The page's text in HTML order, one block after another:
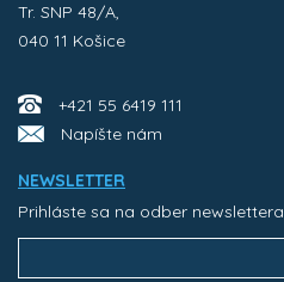
Tr. SNP 48/A,
040 11 Košice
+421 55 6419 111
Napíšte nám
NEWSLETTER
Prihláste sa na odber